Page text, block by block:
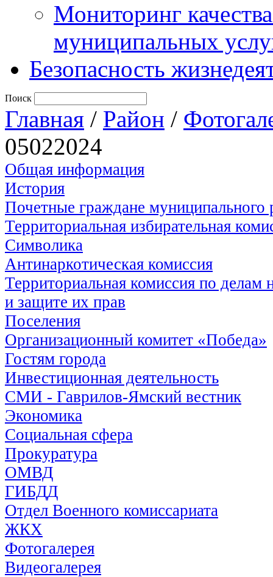
Мониторинг
муниципальных
Безопасность
Поиск
Главная / Район /
05022024
Общая информация
История
Почетные граждане муниципального
Территориальная избирательная
Символика
Антинаркотическая комиссия
Территориальная комиссия по делам
и защите их прав
Поселения
Организационный комитет «Победа»
Гостям города
Инвестиционная деятельность
СМИ - Гаврилов-Ямский вестник
Экономика
Социальная сфера
Прокуратура
ОМВД
ГИБДД
Отдел Военного комиссариата
ЖКХ
Фотогалерея
Видеогалерея